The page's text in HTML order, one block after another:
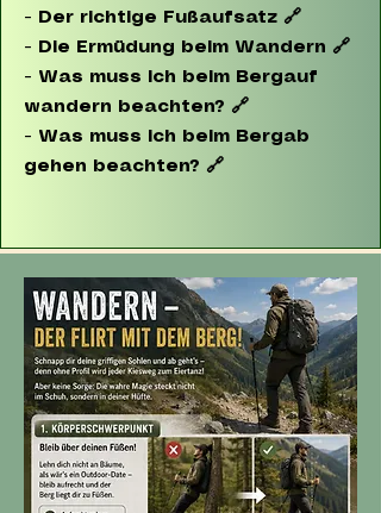
-
Der richtige Fußaufsatz 🔗
-
Die Ermüdung beim Wandern 🔗
- Was muss ich beim Bergauf
wandern beachten? 🔗
- Was muss ich beim Bergab
gehen beachten? 🔗